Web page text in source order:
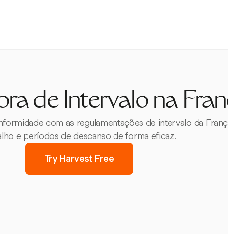
de Intervalo na
com as regulamentações de intervalo da
e períodos de descanso de forma eficaz.
Try Harvest Free